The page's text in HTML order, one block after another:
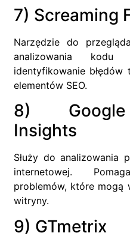
7) Screaming
Narzędzie do
analizowania kodu
identyfikowanie błędów
elementów SEO.
8) Google
Insights
Służy do analizowania
internetowej.
problemów, które mogą
witryny.
9) GTmetrix